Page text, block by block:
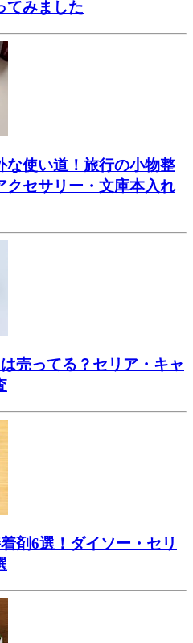
てみました
な使い道！旅行の小物整
クセサリー・文庫本入れ
売ってる？セリア・キャ
剤6選！ダイソー・セリ